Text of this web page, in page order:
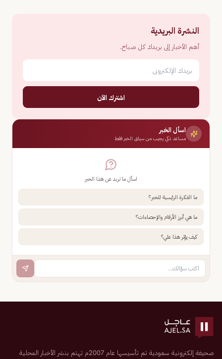
النشرة البريدية
أهم الأخبار إلى بريدك كل صباح.
اشترك الآن
اسأل الخبر
مساعد ذكي يجيب من سياق الخبر فقط
اسأل ما تريد عن هذا الخبر
ما الفكرة الرئيسية للخبر؟
ما هي أبرز الأرقام والإحصاءات؟
كيف يؤثر هذا علي؟
صحيفة إلكترونية سعودية تم تأسيسها عام 2007م تهتم بنشر الأخبار المحلية